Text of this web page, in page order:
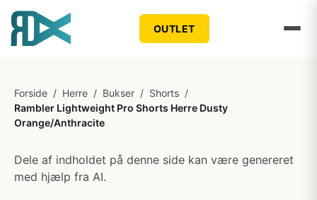
OUTLET
Forside / Herre / Bukser / Shorts /
Rambler Lightweight Pro Shorts Herre Dusty
Orange/Anthracite
Dele af indholdet på denne side kan være genereret
med hjælp fra AI.